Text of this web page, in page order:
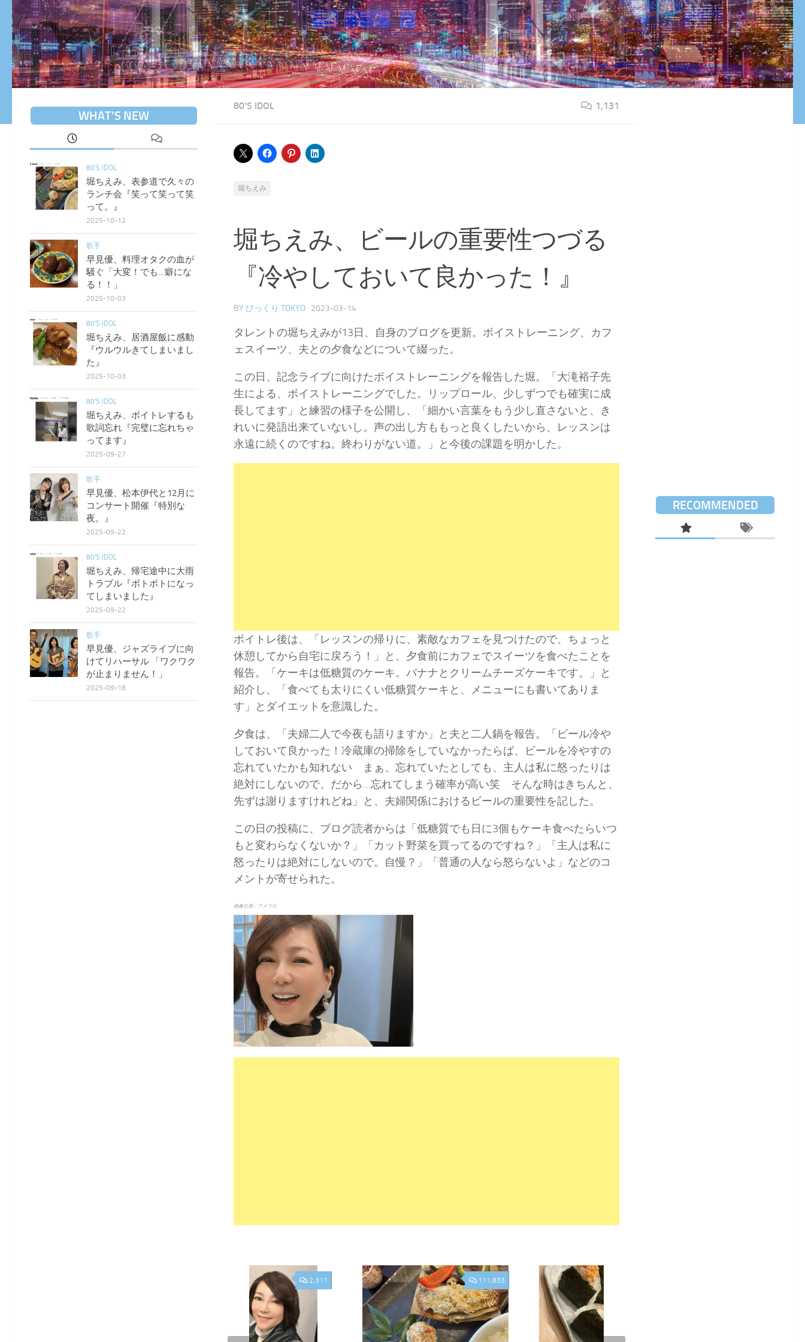
80'S IDOL 1,131
堀ちえみ
堀ちえみ、ビールの重要性つづる
『冷やしておいて良かった！』
BY びっくり.TOKYO · 2023-03-14
タレントの堀ちえみが13日、自身のブログを更新。ボイストレーニング、カフ
ェスイーツ、夫との夕食などについて綴った。
この日、記念ライブに向けたボイストレーニングを報告した堀。「大滝裕子先
生による、ボイストレーニングでした。リップロール、少しずつでも確実に成
長してます」と練習の様子を公開し、「細かい言葉をもう少し直さないと、き
れいに発語出来ていないし。声の出し方ももっと良くしたいから、レッスンは
永遠に続くのですね。終わりがない道。」と今後の課題を明かした。
ボイトレ後は、「レッスンの帰りに、素敵なカフェを見つけたので、ちょっと
休憩してから自宅に戻ろう！」と、夕食前にカフェでスイーツを食べたことを
報告。「ケーキは低糖質のケーキ。バナナとクリームチーズケーキです。」と
紹介し、「食べても太りにくい低糖質ケーキと、メニューにも書いてありま
す」とダイエットを意識した。
夕食は、「夫婦二人で今夜も語りますか」と夫と二人鍋を報告。「ビール冷や
しておいて良かった！冷蔵庫の掃除をしていなかったらば、ビールを冷やすの
忘れていたかも知れない まぁ、忘れていたとしても、主人は私に怒ったりは
絶対にしないので、だから…忘れてしまう確率が高い笑 そんな時はきちんと、
先ずは謝りますけれどね」と、夫婦関係におけるビールの重要性を記した。
この日の投稿に、ブログ読者からは「低糖質でも日に3個もケーキ食べたらいつ
もと変わらなくないか？」「カット野菜を買ってるのですね？」「主人は私に
怒ったりは絶対にしないので。自慢？」「普通の人なら怒らないよ」などのコ
メントが寄せられた。
画像引用：アメブロ
111,833
2,311
WHAT’S NEW
80'S IDOL
堀ちえみ、表参道で久々の
ランチ会『笑って笑って笑
って。』
2025-10-12
歌手
早見優、料理オタクの血が
騒ぐ「大変！でも…癖にな
る！！」
2025-10-03
80'S IDOL
堀ちえみ、居酒屋飯に感動
『ウルウルきてしまいまし
た』
2025-10-03
80'S IDOL
堀ちえみ、ボイトレするも
歌詞忘れ『完璧に忘れちゃ
ってます』
2025-09-27
歌手
早見優、松本伊代と12月に
コンサート開催『特別な
夜。』
2025-09-22
80'S IDOL
堀ちえみ、帰宅途中に大雨
トラブル『ボトボトになっ
てしまいました』
2025-09-22
歌手
早見優、ジャズライブに向
けてリハーサル 「ワクワク
が止まりません！」
2025-09-18
RECOMMENDED